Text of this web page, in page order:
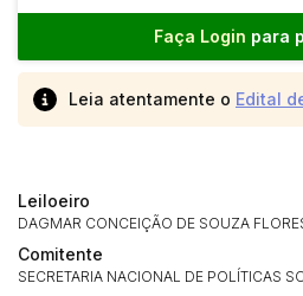
Faça Login para
Leia atentamente o Edital
Leiloeiro
DAGMAR CONCEIÇÃO DE SOUZA
Comitente
SECRETARIA NACIONAL DE POLÍTICAS